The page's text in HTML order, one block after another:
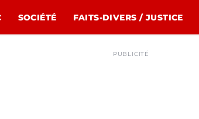
SOCIÉTÉ FAITS-DIVERS / JUSTICE
PUBLICITÉ